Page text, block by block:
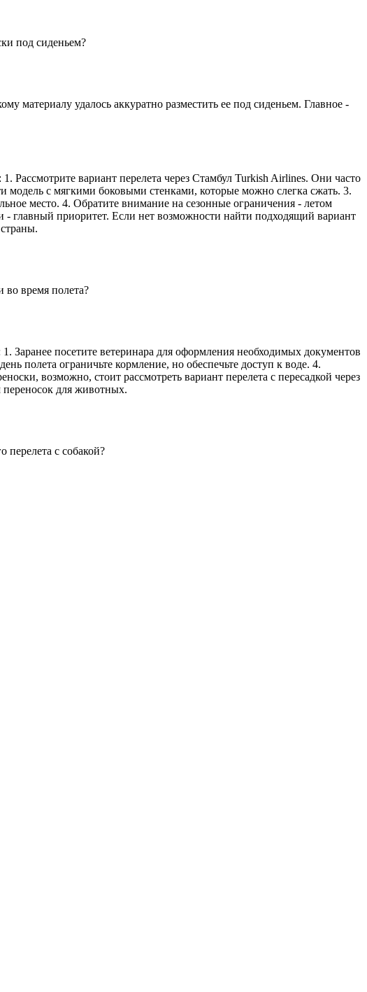
под сиденьем?
материалу удалось аккуратно разместить ее под сиденьем. Главное -
вариант перелета через Стамбул Turkish Airlines. Они часто
модель с мягкими боковыми стенками, которые можно слегка сжать. 3.
место. 4. Обратите внимание на сезонные ограничения - летом
главный приоритет. Если нет возможности найти подходящий вариант
во время полета?
Заранее посетите ветеринара для оформления необходимых документов
полета ограничьте кормление, но обеспечьте доступ к воде. 4.
возможно, стоит рассмотреть вариант перелета с пересадкой через
переносок для животных.
перелета с собакой?